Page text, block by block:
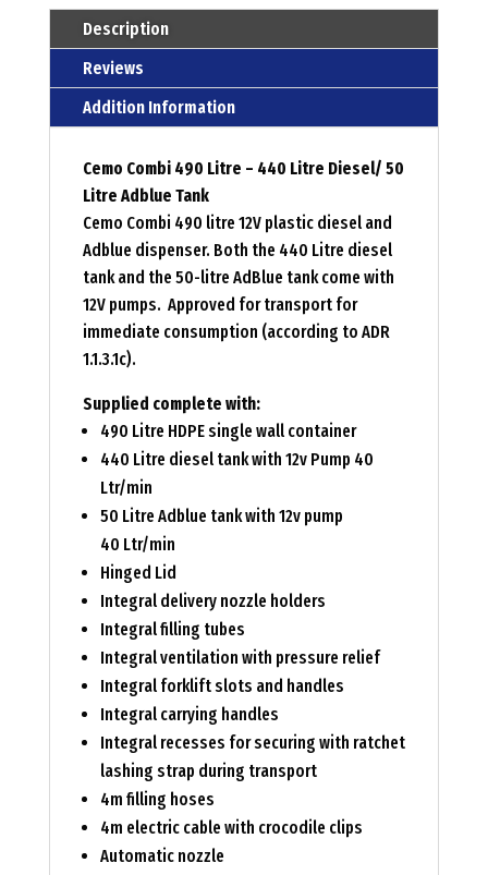
mobile
storage
combi
tanks
Description
Reviews
Addition Information
Cemo Combi 490 Litre – 440 Litre Diesel/ 50
Litre Adblue Tank
Cemo Combi 490 litre 12V plastic diesel and
Adblue dispenser. Both the 440 Litre diesel
tank and the 50-litre AdBlue tank come with
12V pumps. Approved for transport for
immediate consumption (according to ADR
1.1.3.1c).
Supplied complete with:
490 Litre HDPE single wall container
440 Litre diesel tank with 12v Pump 40
Ltr/min
50 Litre Adblue tank with 12v pump
40 Ltr/min
Hinged Lid
Integral delivery nozzle holders
Integral filling tubes
Integral ventilation with pressure relief
Integral forklift slots and handles
Integral carrying handles
Integral recesses for securing with ratchet
lashing strap during transport
4m filling hoses
4m electric cable with crocodile clips
Automatic nozzle